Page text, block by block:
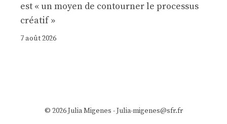
est « un moyen de contourner le processus
créatif »
7 août 2026
© 2026 Julia Migenes - Julia-migenes@sfr.fr